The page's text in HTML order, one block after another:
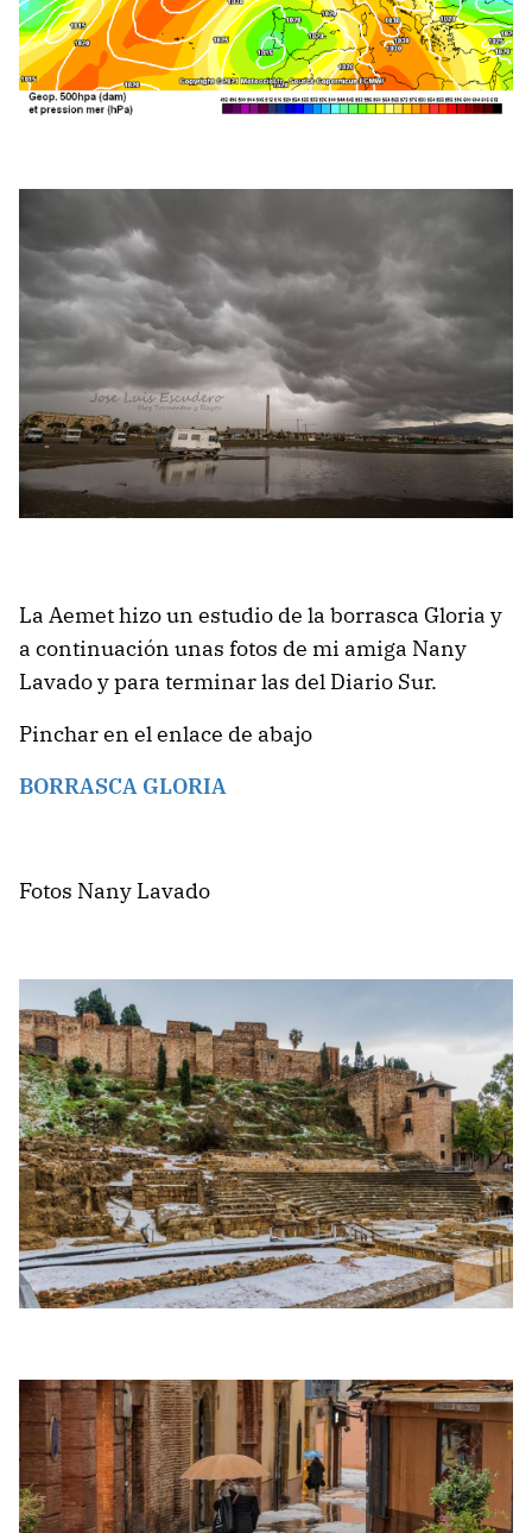
La Aemet hizo un estudio de la borrasca Gloria y
a continuación unas fotos de mi amiga Nany
Lavado y para terminar las del Diario Sur.
Pinchar en el enlace de abajo
BORRASCA GLORIA
Fotos Nany Lavado